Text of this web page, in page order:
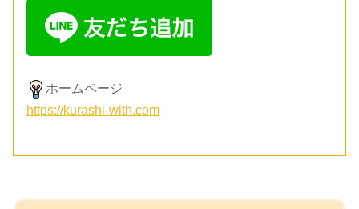
ホームページ
https://kurashi-with.com